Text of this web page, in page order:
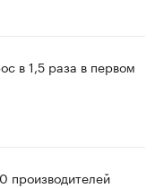
в 1,5 раза в первом
производителей